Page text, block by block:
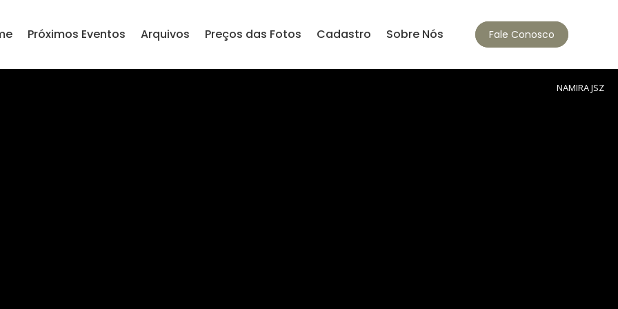
Próximos Eventos Arquivos Preços das Fotos Cadastro Sobre Nós Fale Conosco
NAMIRA JSZ